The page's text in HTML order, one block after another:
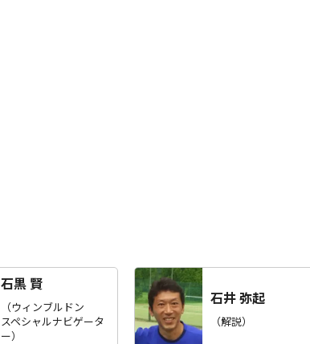
石黒 賢
（ウィンブルドン
スペシャルナビゲータ
ー）
石井 弥起
（解説）